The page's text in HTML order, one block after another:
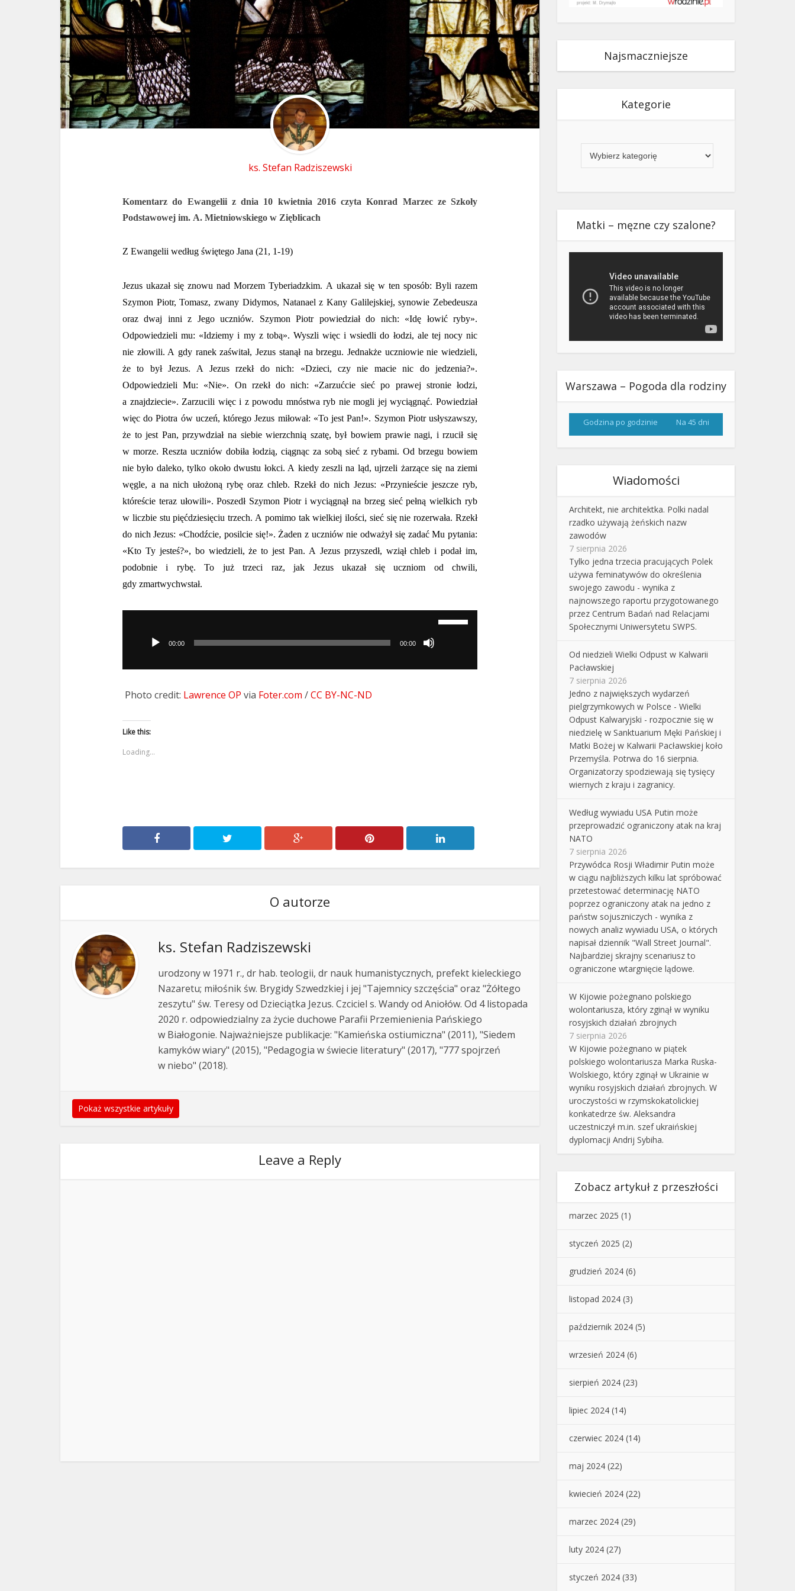
ks. Stefan Radziszewski
Komentarz do Ewangelii z dnia 10 kwietnia 2016 czyta Konrad Marzec ze Szkoły
Podstawowej im. A. Mietniowskiego w Zięblicach
Z Ewangelii według świętego Jana (21, 1-19)
Jezus ukazał się znowu nad Morzem Tyberiadzkim. A ukazał się w ten sposób: Byli razem
Szymon Piotr, Tomasz, zwany Didymos, Natanael z Kany Galilejskiej, synowie Zebedeusza
oraz dwaj inni z Jego uczniów. Szymon Piotr powiedział do nich: «Idę łowić ryby».
Odpowiedzieli mu: «Idziemy i my z tobą». Wyszli więc i wsiedli do łodzi, ale tej nocy nic
nie złowili. A gdy ranek zaświtał, Jezus stanął na brzegu. Jednakże uczniowie nie wiedzieli,
że to był Jezus. A Jezus rzekł do nich: «Dzieci, czy nie macie nic do jedzenia?».
Odpowiedzieli Mu: «Nie». On rzekł do nich: «Zarzućcie sieć po prawej stronie łodzi,
a znajdziecie». Zarzucili więc i z powodu mnóstwa ryb nie mogli jej wyciągnąć. Powiedział
więc do Piotra ów uczeń, którego Jezus miłował: «To jest Pan!». Szymon Piotr usłyszawszy,
że to jest Pan, przywdział na siebie wierzchnią szatę, był bowiem prawie nagi, i rzucił się
w morze. Reszta uczniów dobiła łodzią, ciągnąc za sobą sieć z rybami. Od brzegu bowiem
nie było daleko, tylko około dwustu łokci. A kiedy zeszli na ląd, ujrzeli żarzące się na ziemi
węgle, a na nich ułożoną rybę oraz chleb. Rzekł do nich Jezus: «Przynieście jeszcze ryb,
któreście teraz ułowili». Poszedł Szymon Piotr i wyciągnął na brzeg sieć pełną wielkich ryb
w liczbie stu pięćdziesięciu trzech. A pomimo tak wielkiej ilości, sieć się nie rozerwała. Rzekł
do nich Jezus: «Chodźcie, posilcie się!». Żaden z uczniów nie odważył się zadać Mu pytania:
«Kto Ty jesteś?», bo wiedzieli, że to jest Pan. A Jezus przyszedł, wziął chleb i podał im,
podobnie i rybę. To już trzeci raz, jak Jezus ukazał się uczniom od chwili,
gdy zmartwychwstał.
dźwiękowych
00:00 00:00
Photo credit: Lawrence OP via Foter.com /CC BY-NC-ND
Like this:
Loading...
O autorze
ks. Stefan Radziszewski
urodzony w 1971 r., dr hab. teologii, dr nauk humanistycznych, prefekt kieleckiego
Nazaretu; miłośnik św. Brygidy Szwedzkiej i jej "Tajemnicy szczęścia" oraz "Żółtego
zeszytu" św. Teresy od Dzieciątka Jezus. Czciciel s. Wandy od Aniołów. Od 4 listopada
2020 r. odpowiedzialny za życie duchowe Parafii Przemienienia Pańskiego
w Białogonie. Najważniejsze publikacje: "Kamieńska ostiumiczna" (2011), "Siedem
kamyków wiary" (2015), "Pedagogia w świecie literatury" (2017), "777 spojrzeń
w niebo" (2018).
Pokaż wszystkie artykuły
Leave a Reply
Najsmaczniejsze
Kategorie
Matki – męzne czy szalone?
Warszawa – Pogoda dla rodziny
Godzina po godzinie Na 45 dni
Wiadomości
Architekt, nie architektka. Polki nadal
rzadko używają żeńskich nazw
zawodów
7 sierpnia 2026
Tylko jedna trzecia pracujących Polek
używa feminatywów do określenia
swojego zawodu - wynika z
najnowszego raportu przygotowanego
przez Centrum Badań nad Relacjami
Społecznymi Uniwersytetu SWPS.
Od niedzieli Wielki Odpust w Kalwarii
Pacławskiej
7 sierpnia 2026
Jedno z największych wydarzeń
pielgrzymkowych w Polsce - Wielki
Odpust Kalwaryjski - rozpocznie się w
niedzielę w Sanktuarium Męki Pańskiej i
Matki Bożej w Kalwarii Pacławskiej koło
Przemyśla. Potrwa do 16 sierpnia.
Organizatorzy spodziewają się tysięcy
wiernych z kraju i zagranicy.
Według wywiadu USA Putin może
przeprowadzić ograniczony atak na kraj
NATO
7 sierpnia 2026
Przywódca Rosji Władimir Putin może
w ciągu najbliższych kilku lat spróbować
przetestować determinację NATO
poprzez ograniczony atak na jedno z
państw sojuszniczych - wynika z
nowych analiz wywiadu USA, o których
napisał dziennik "Wall Street Journal".
Najbardziej skrajny scenariusz to
ograniczone wtargnięcie lądowe.
W Kijowie pożegnano polskiego
wolontariusza, który zginął w wyniku
rosyjskich działań zbrojnych
7 sierpnia 2026
W Kijowie pożegnano w piątek
polskiego wolontariusza Marka Ruska-
Wolskiego, który zginął w Ukrainie w
wyniku rosyjskich działań zbrojnych. W
uroczystości w rzymskokatolickiej
konkatedrze św. Aleksandra
uczestniczył m.in. szef ukraińskiej
dyplomacji Andrij Sybiha.
Zobacz artykuł z przeszłości
marzec 2025 (1)
styczeń 2025 (2)
grudzień 2024 (6)
listopad 2024 (3)
październik 2024 (5)
wrzesień 2024 (6)
sierpień 2024 (23)
lipiec 2024 (14)
czerwiec 2024 (14)
maj 2024 (22)
kwiecień 2024 (22)
marzec 2024 (29)
luty 2024 (27)
styczeń 2024 (33)